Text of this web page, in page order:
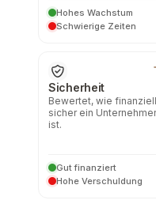
Hohes Wachstum
Schwierige Zeiten
Sicherheit
Bewertet, wie finanziell
sicher ein
ist.
Gut finanziert
Hohe Verschuldung